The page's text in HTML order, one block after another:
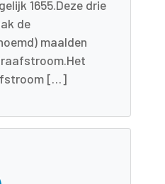
1655.Deze drie
de
maalden
[…]